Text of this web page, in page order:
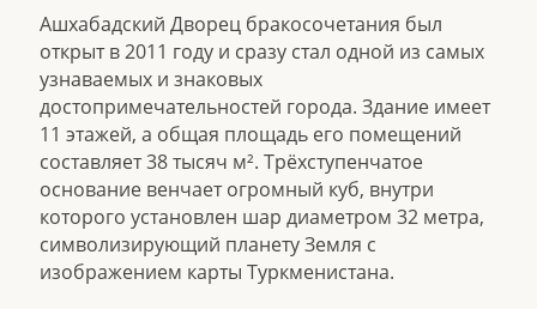
Ашхабадский Дворец бракосочетания был
открыт в 2011 году и сразу стал одной из самых
узнаваемых и знаковых
достопримечательностей города. Здание имеет
11 этажей, а общая площадь его помещений
составляет 38 тысяч м². Трёхступенчатое
основание венчает огромный куб, внутри
которого установлен шар диаметром 32 метра,
символизирующий планету Земля с
изображением карты Туркменистана.